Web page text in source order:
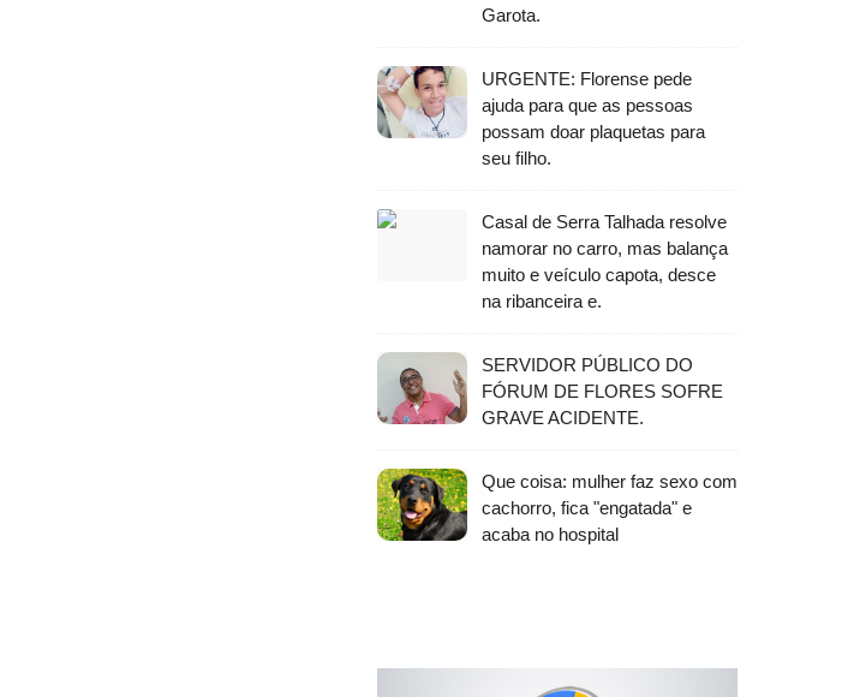
Garota.
URGENTE: Florense pede
ajuda para que as pessoas
possam doar plaquetas para
seu filho.
Casal de Serra Talhada resolve
namorar no carro, mas balança
muito e veículo capota, desce
na ribanceira e.
SERVIDOR PÚBLICO DO
FÓRUM DE FLORES SOFRE
GRAVE ACIDENTE.
Que coisa: mulher faz sexo com
cachorro, fica "engatada" e
acaba no hospital